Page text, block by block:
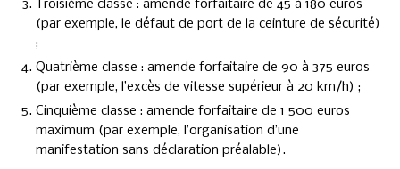
Troisième classe : amende forfaitaire de 45 à 180 euros
(par exemple, le défaut de port de la ceinture de sécurité)
;
Quatrième classe : amende forfaitaire de 90 à 375 euros
(par exemple, l’excès de vitesse supérieur à 20 km/h) ;
Cinquième classe : amende forfaitaire de 1 500 euros
maximum (par exemple, l’organisation d’une
manifestation sans déclaration préalable).